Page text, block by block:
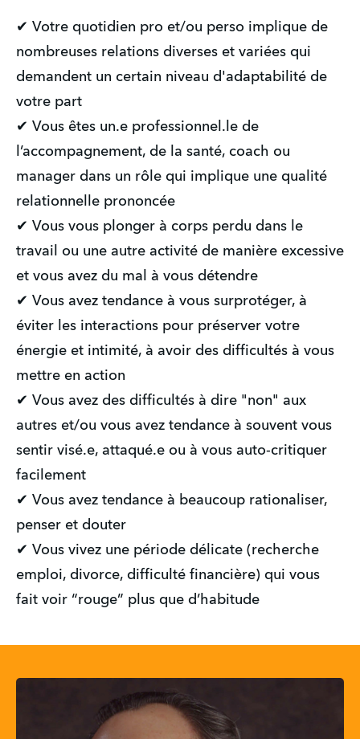
✔ Votre quotidien pro et/ou perso implique de
nombreuses relations diverses et variées qui
demandent un certain niveau d'adaptabilité de
votre part
✔ Vous êtes un.e professionnel.le de
l’accompagnement, de la santé, coach ou
manager dans un rôle qui implique une qualité
relationnelle prononcée
✔ Vous vous plonger à corps perdu dans le
travail ou une autre activité de manière excessive
et vous avez du mal à vous détendre
✔ Vous avez tendance à vous surprotéger, à
éviter les interactions pour préserver votre
énergie et intimité, à avoir des difficultés à vous
mettre en action
✔ Vous avez des difficultés à dire "non" aux
autres et/ou vous avez tendance à souvent vous
sentir visé.e, attaqué.e ou à vous auto-critiquer
facilement
✔ Vous avez tendance à beaucoup rationaliser,
penser et douter
✔ Vous vivez une période délicate (recherche
emploi, divorce, difficulté financière) qui vous
fait voir “rouge” plus que d’habitude